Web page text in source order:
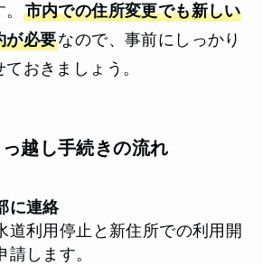
市内での住所変更でも新しい
が必要なので、事前にしっかり
おきましょう。
越し手続きの流れ
に連絡
道利用停止と新住所での利用開
します。